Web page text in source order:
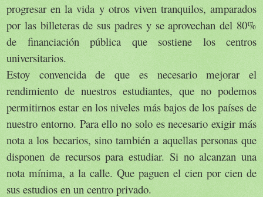
progresar en la vida y otros viven tranquilos, amparados
por las billeteras de sus padres y se aprovechan del 80%
de financiación pública que sostiene los centros
universitarios.
Estoy convencida de que es necesario mejorar el
rendimiento de nuestros estudiantes, que no podemos
permitirnos estar en los niveles más bajos de los países de
nuestro entorno. Para ello no solo es necesario exigir más
nota a los becarios, sino también a aquellas personas que
disponen de recursos para estudiar. Si no alcanzan una
nota mínima, a la calle. Que paguen el cien por cien de
sus estudios en un centro privado.